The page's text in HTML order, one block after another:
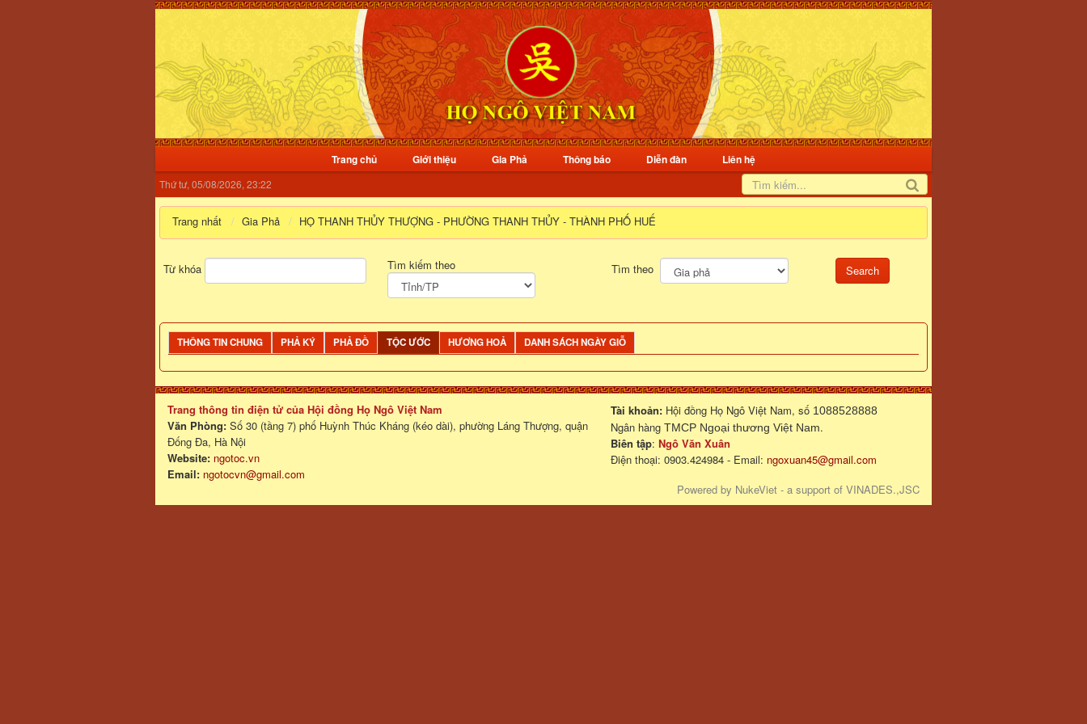
Trang chủ Giới thiệu Gia Phả Thông báo Diễn đàn Liên hệ
Thứ tư, 05/08/2026, 23:22
Trang nhất Gia Phả HỌ THANH THỦY THƯỢNG - PHƯỜNG THANH THỦY - THÀNH PHỐ HUẾ
Từ khóa Tìm kiếm theo Tìm theo
THÔNG TIN CHUNG PHẢ KÝ PHẢ ĐỒ TỘC ƯỚC HƯƠNG HOẢ DANH SÁCH NGÀY GIỖ
Trang thông tin điện tử của Hội đồng Họ Ngô Việt Nam
Văn Phòng: Số 30 (tầng 7) phố Huỳnh Thúc Kháng (kéo dài), phường Láng Thượng, quận
Đống Đa, Hà Nội
Website: ngotoc.vn
Email: ngotocvn@gmail.com
Tài khoản: Hội đồng Họ Ngô Việt Nam, số 1088528888
Ngân hàngTMCP Ngoại thương Việt Nam.
Biên tập:Ngô Văn Xuân
Điện thoại: 0903.424984 - Email: ngoxuan45@gmail.com
Powered by NukeViet - a support of VINADES.,JSC